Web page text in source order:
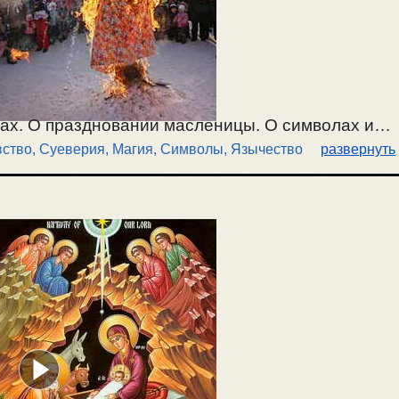
О праздновании масленицы. О символах и
времен. Символы сами по себе есть ничто. О
Основание магии. О суевериях и приметах.
Суеверия, Магия, Символы, Язычество развернуть